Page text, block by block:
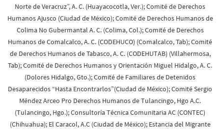
Norte de Veracruz”, A. C. (Huayacocotla, Ver.); Comité de Derechos
Humanos Ajusco (Ciudad de México); Comité de Derechos Humanos de
Colima No Gubermantal A. C. (Colima, Col.); Comité de Derechos
Humanos de Comalcalco, A. C. (CODEHUCO) (Comalcalco, Tab); Comité
de Derechos Humanos de Tabasco, A. C. (CODEHUTAB) (Villahermosa,
Tab); Comité de Derechos Humanos y Orientación Miguel Hidalgo, A. C.
(Dolores Hidalgo, Gto.); Comité de Familiares de Detenidos
Desaparecidos “Hasta Encontrarlos”(Ciudad de México); Comité Sergio
Méndez Arceo Pro Derechos Humanos de Tulancingo, Hgo A.C.
(Tulancingo, Hgo.); Consultoría Técnica Comunitaria AC (CONTEC)
(Chihuahua); El Caracol, A.C (Ciudad de México); Estancia del Migrante